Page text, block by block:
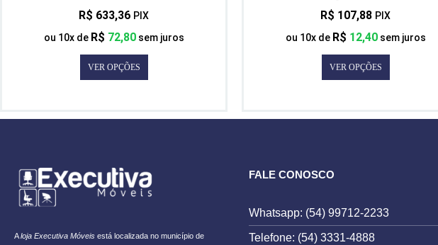
R$ 633,36 PIX
ou 10x de R$ 72,80sem juros
VER OPÇÕES
R$ 107,88 PIX
ou 10x de R$ 12,40sem juros
VER OPÇÕES
Aloja Executiva Móveis está localizada no município de
FALE CONOSCO
Whatsapp: (54) 99712-2233
Telefone: (54) 3331-4888